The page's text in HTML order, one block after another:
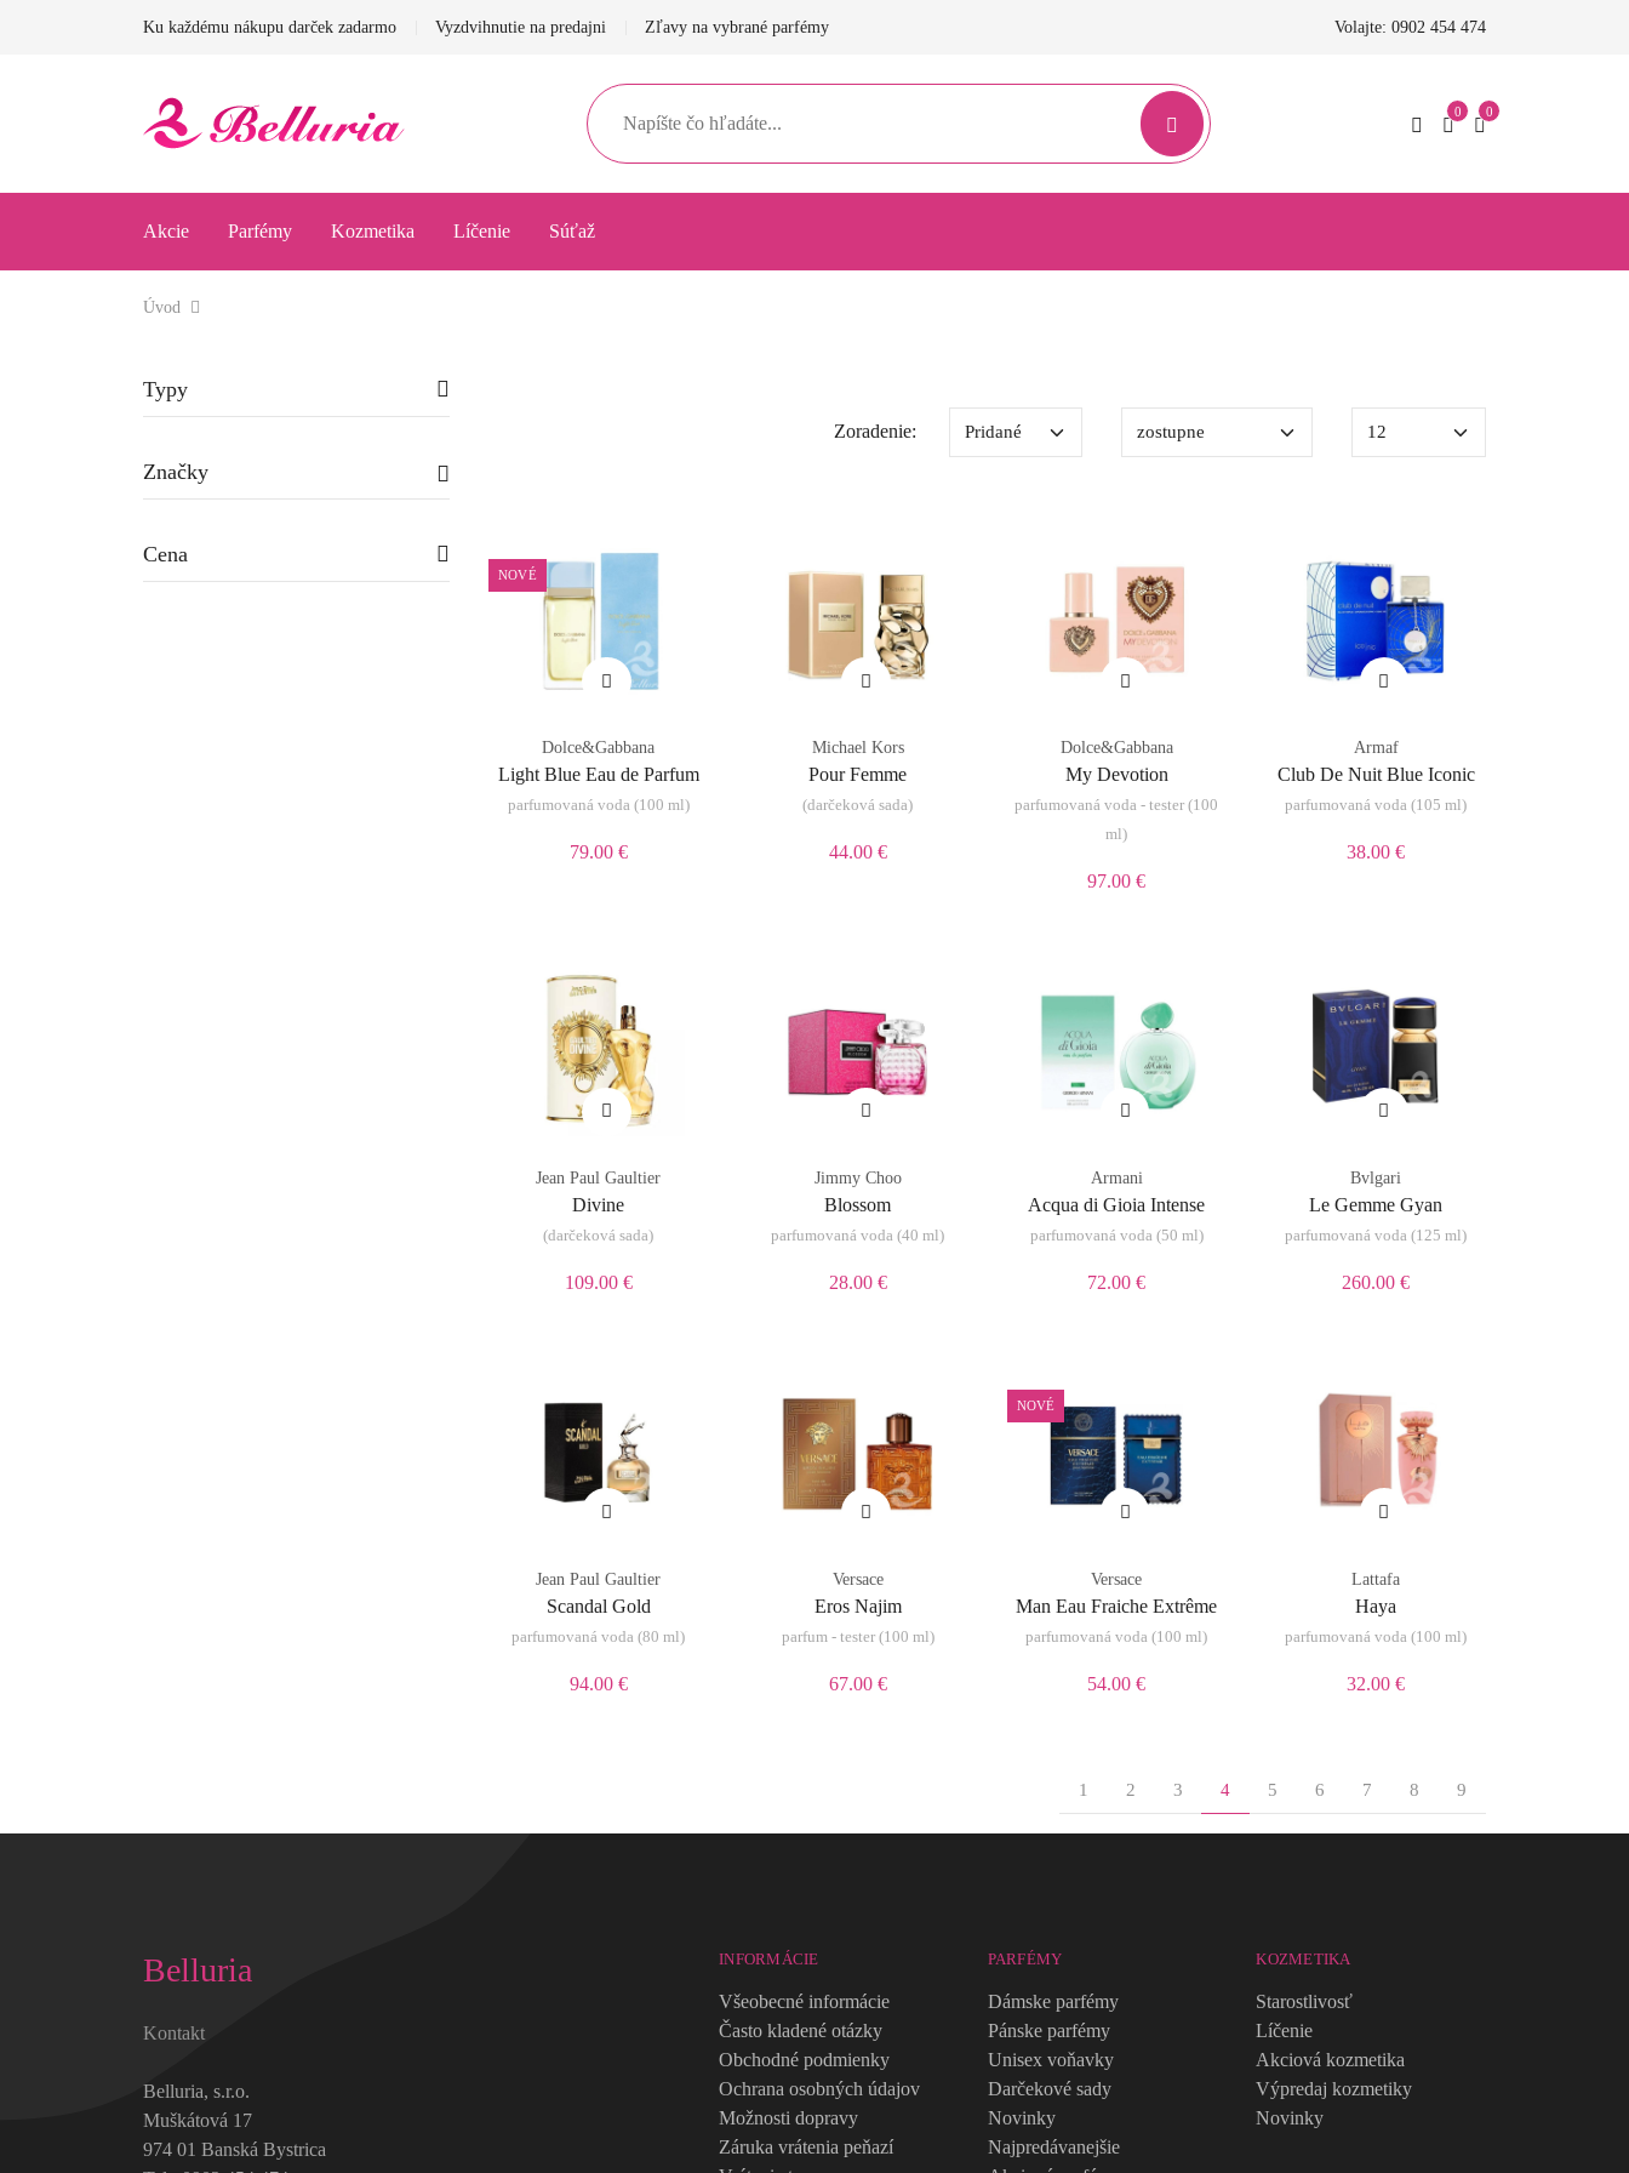
Ku každému nákupu darček zadarmo Vyzdvihnutie na predajni Zľavy na vybrané parfémy Volajte: 0902 454 474
Akcie Parfémy Kozmetika Líčenie Súťaž
Úvod
Typy
Značky
Cena
Zoradenie:
NOVÉ
Dolce&Gabbana
Light Blue Eau de Parfum
parfumovaná voda (100 ml)
79.00 €
Michael Kors
Pour Femme
(darčeková sada)
44.00 €
Dolce&Gabbana
My Devotion
parfumovaná voda - tester (100
ml)
97.00 €
Armaf
Club De Nuit Blue Iconic
parfumovaná voda (105 ml)
38.00 €
Jean Paul Gaultier
Divine
(darčeková sada)
109.00 €
Jimmy Choo
Blossom
parfumovaná voda (40 ml)
28.00 €
Armani
Acqua di Gioia Intense
parfumovaná voda (50 ml)
72.00 €
Bvlgari
Le Gemme Gyan
parfumovaná voda (125 ml)
260.00 €
Jean Paul Gaultier
Scandal Gold
parfumovaná voda (80 ml)
94.00 €
Versace
Eros Najim
parfum - tester (100 ml)
67.00 €
NOVÉ
Versace
Man Eau Fraiche Extrême
parfumovaná voda (100 ml)
54.00 €
Lattafa
Haya
parfumovaná voda (100 ml)
32.00 €
1 2 3 4 5 6 7 8 9
Belluria
Kontakt
Belluria, s.r.o.
Muškátová 17
974 01 Banská Bystrica
INFORMÁCIE
Všeobecné informácie
Často kladené otázky
Obchodné podmienky
Ochrana osobných údajov
Možnosti dopravy
Záruka vrátenia peňazí
PARFÉMY
Dámske parfémy
Pánske parfémy
Unisex voňavky
Darčekové sady
Novinky
Najpredávanejšie
KOZMETIKA
Starostlivosť
Líčenie
Akciová kozmetika
Výpredaj kozmetiky
Novinky